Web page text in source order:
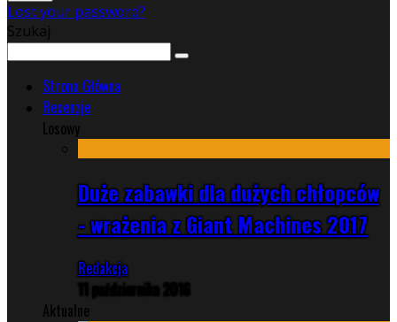
Lost your password?
Szukaj
Strona Główna
Recenzje
Losowy
Duże zabawki dla dużych chłopców
- wrażenia z Giant Machines 2017
Redakcja
11 października 2016
Aktualne